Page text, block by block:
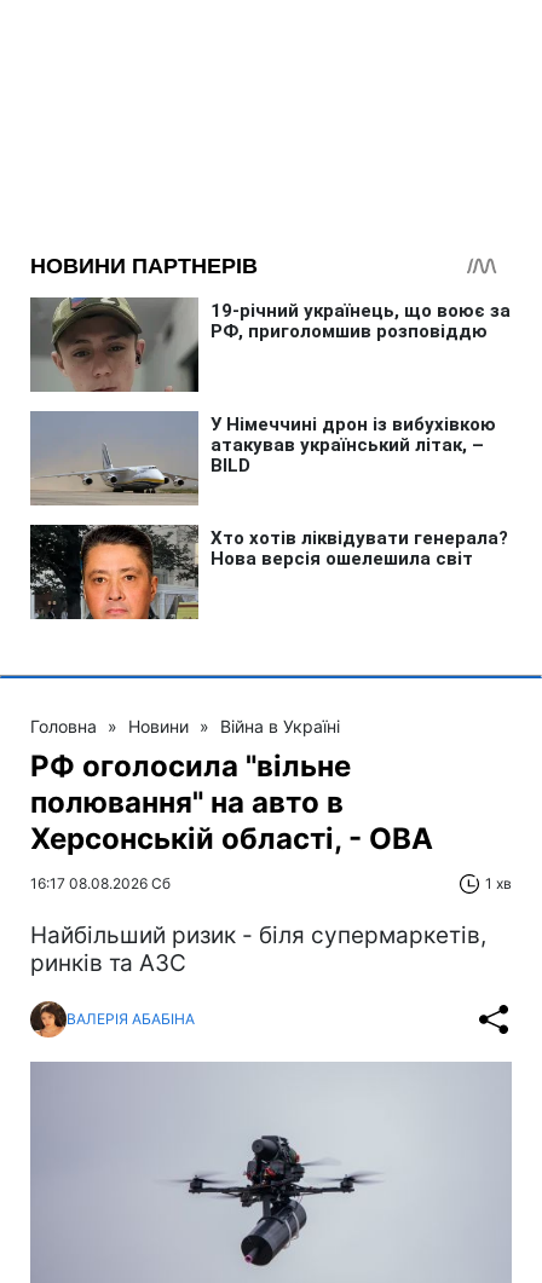
Головна » Новини » Війна в Україні
РФ оголосила "вільне
полювання" на авто в
Херсонській області, - ОВА
16:17 08.08.2026 Сб 1 хв
Найбільший ризик - біля супермаркетів,
ринків та АЗС
ВАЛЕРІЯ АБАБІНА